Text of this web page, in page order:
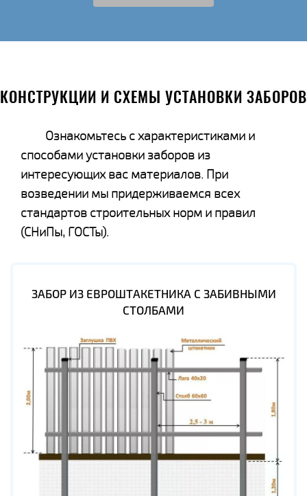
КОНСТРУКЦИИ И СХЕМЫ УСТАНОВКИ ЗАБОРОВ
Ознакомьтесь с характеристиками и
способами установки заборов из
интересующих вас материалов. При
возведении мы придерживаемся всех
стандартов строительных норм и правил
(СНиПы, ГОСТы).
ЗАБОР ИЗ ЕВРОШТАКЕТНИКА С ЗАБИВНЫМИ
СТОЛБАМИ